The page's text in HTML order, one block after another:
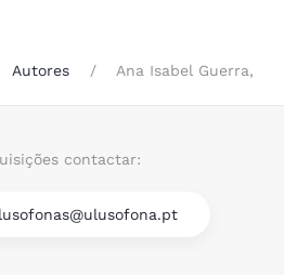
Autores Ana Isabel Guerra,
contactar: